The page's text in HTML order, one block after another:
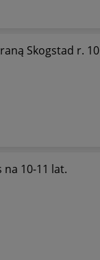
Skogstad r. 10
na 10-11 lat.